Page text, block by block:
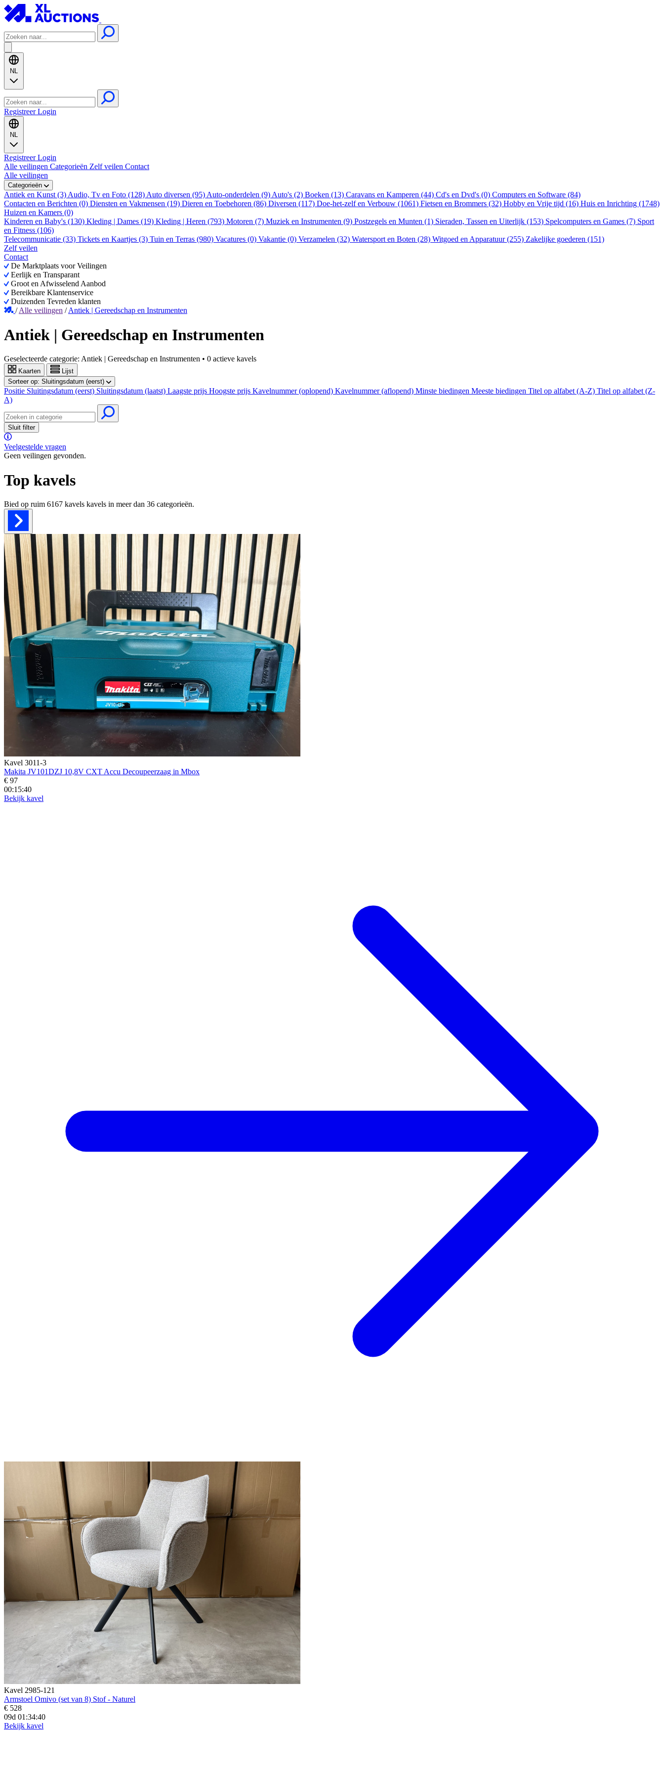
NL
RegistreerLogin
NL
RegistreerLogin
Alle veilingen Categorieën Zelf veilen Contact
Alle veilingen
Categorieën
Antiek en Kunst (3) Audio, Tv en Foto (128) Auto diversen (95) Auto-onderdelen (9) Auto's (2) Boeken (13) Caravans en Kamperen (44) Cd's en Dvd's (0) Computers en Software (84)
Contacten en Berichten (0) Diensten en Vakmensen (19) Dieren en Toebehoren (86) Diversen (117) Doe-het-zelf en Verbouw (1061) Fietsen en Brommers (32) Hobby en Vrije tijd (16) Huis en Inrichting (1748)
Huizen en Kamers (0)
Kinderen en Baby's (130) Kleding | Dames (19) Kleding | Heren (793) Motoren (7) Muziek en Instrumenten (9) Postzegels en Munten (1) Sieraden, Tassen en Uiterlijk (153) Spelcomputers en Games (7) Sport
en Fitness (106)
Telecommunicatie (33) Tickets en Kaartjes (3) Tuin en Terras (980) Vacatures (0) Vakantie (0) Verzamelen (32) Watersport en Boten (28) Witgoed en Apparatuur (255) Zakelijke goederen (151)
Zelf veilen
Contact
De Marktplaats voor Veilingen
Eerlijk en Transparant
Groot en Afwisselend Aanbod
Bereikbare Klantenservice
Duizenden Tevreden klanten
/Alle veilingen /Antiek | Gereedschap en Instrumenten
Antiek | Gereedschap en Instrumenten
Geselecteerde categorie: Antiek | Gereedschap en Instrumenten • 0 actieve kavels
Kaarten
Lijst
Sorteer op: Sluitingsdatum (eerst)
Positie Sluitingsdatum (eerst) Sluitingsdatum (laatst) Laagste prijs Hoogste prijs Kavelnummer (oplopend) Kavelnummer (aflopend) Minste biedingen Meeste biedingen Titel op alfabet (A-Z) Titel op alfabet (Z-
A)
Sluit filter
Veelgestelde vragen
Geen veilingen gevonden.
Top kavels
Bied op ruim 6167 kavels kavels in meer dan 36 categorieën.
Kavel 3011-3
Makita JV101DZJ 10,8V CXT Accu Decoupeerzaag in Mbox
€ 97
00:15:39
Bekijk kavel
Kavel 2985-121
Armstoel Omivo (set van 8) Stof - Naturel
€ 528
09d 01:34:39
Bekijk kavel